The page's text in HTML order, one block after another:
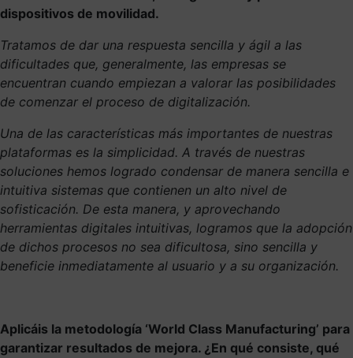
dispositivos de movilidad.
Tratamos de dar una respuesta sencilla y ágil a las
dificultades que, generalmente, las empresas se
encuentran cuando empiezan a valorar las posibilidades
de comenzar el proceso de digitalización.
Una de las características más importantes de nuestras
plataformas es la simplicidad. A través de nuestras
soluciones hemos logrado condensar de manera sencilla e
intuitiva sistemas que contienen un alto nivel de
sofisticación. De esta manera, y aprovechando
herramientas digitales intuitivas, logramos que la adopción
de dichos procesos no sea dificultosa, sino sencilla y
beneficie inmediatamente al usuario y a su organización.
Aplicáis la metodología ‘World Class Manufacturing’ para
garantizar resultados de mejora. ¿En qué consiste, qué